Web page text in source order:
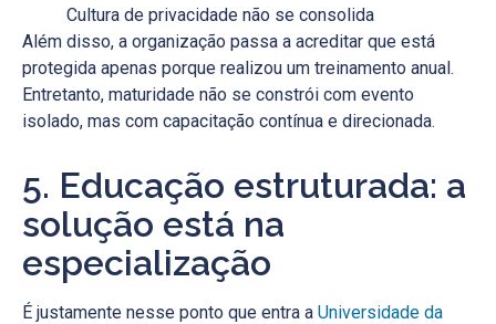
Cultura de privacidade não se consolida
Além disso, a organização passa a acreditar que está
protegida apenas porque realizou um treinamento anual.
Entretanto, maturidade não se constrói com evento
isolado, mas com capacitação contínua e direcionada.
5. Educação estruturada: a
solução está na
especialização
É justamente nesse ponto que entra a Universidade da